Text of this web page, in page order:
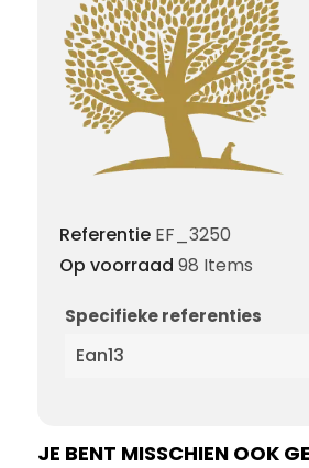
Referentie EF_3250
Op voorraad 98 Items
Specifieke referenties
Ean13
JE BENT MISSCHIEN OOK